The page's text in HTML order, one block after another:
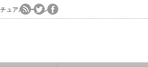
ュアルコーチング